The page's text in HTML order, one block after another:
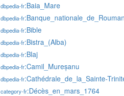
dbpedia-fr:Baia_Mare
dbpedia-fr
dbpedia-fr:Bible
dbpedia-fr:Bistra_(Alba)
dbpedia-fr:Blaj
dbpedia-fr:Camil_Mureșanu
dbpedia-fr:Cathédrale_de_la_Sainte-
category-fr:Décès_en_mars_1764